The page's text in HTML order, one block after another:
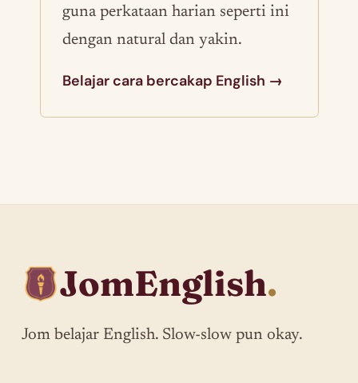
guna perkataan harian seperti ini
dengan natural dan yakin.
Belajar cara bercakap English →
JomEnglish.
Jom belajar English. Slow-slow pun okay.